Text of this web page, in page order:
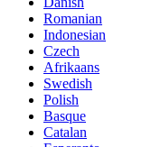
Romanian
Indonesian
Czech
Afrikaans
Swedish
Polish
Basque
Catalan